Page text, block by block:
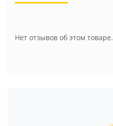
Нет отзывов об этом товаре.